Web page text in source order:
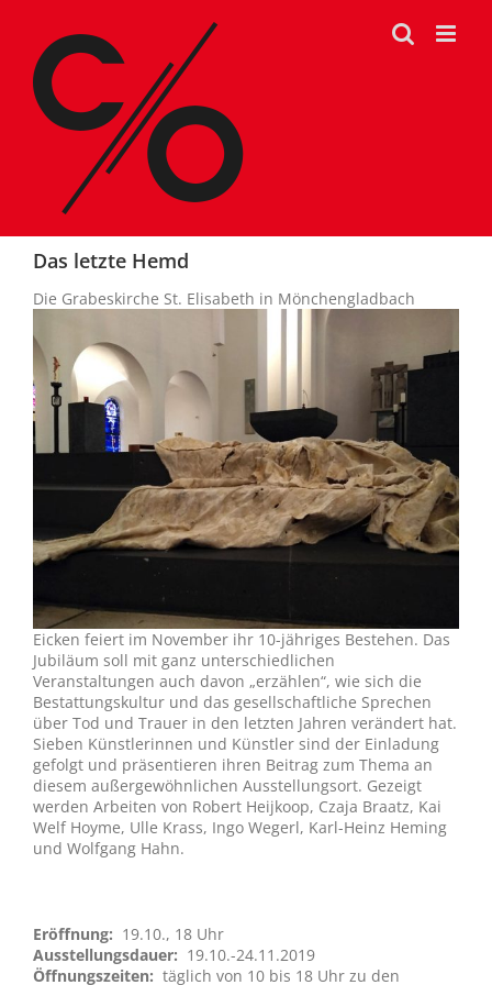
springen
Das letzte Hemd
Die Grabeskirche St. Elisabeth in Mönchengladbach
Eicken feiert im November ihr 10-jähriges Bestehen. Das
Jubiläum soll mit ganz unterschiedlichen
Veranstaltungen auch davon „erzählen“, wie sich die
Bestattungskultur und das gesellschaftliche Sprechen
über Tod und Trauer in den letzten Jahren verändert hat.
Sieben Künstlerinnen und Künstler sind der Einladung
gefolgt und präsentieren ihren Beitrag zum Thema an
diesem außergewöhnlichen Ausstellungsort. Gezeigt
werden Arbeiten von Robert Heijkoop, Czaja Braatz, Kai
Welf Hoyme, Ulle Krass, Ingo Wegerl, Karl-Heinz Heming
und Wolfgang Hahn.
Eröffnung: 19.10., 18 Uhr
Ausstellungsdauer: 19.10.-24.11.2019
Öffnungszeiten: täglich von 10 bis 18 Uhr zu den